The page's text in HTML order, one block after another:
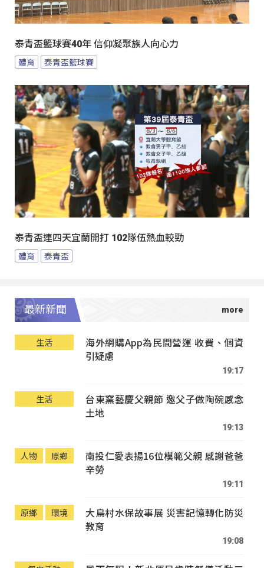
泰青盃籃球賽40年 信仰凝聚族人向心力
體育 泰青盃籃球賽
泰青盃連四天宜蘭開打 102隊伍熱血較勁
體育 泰青盃
最新新聞
生活
海外網購App為民間營運 收費、個資
引疑慮
19:17
生活
台東窯藝慶父親節 邀父子做陶碗感念
土地
19:13
人物 原鄉
南投仁愛表揚16位模範父親 感謝爸爸
辛勞
19:11
原鄉 環境
大鳥村水保故事展 災害記憶轉化防災
教育
19:08